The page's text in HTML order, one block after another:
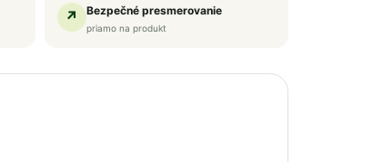
↗ Bezpečné presmerovanie
priamo na produkt